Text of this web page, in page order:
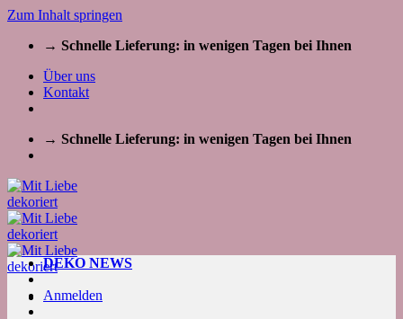
Zum Inhalt springen
→ Schnelle Lieferung: in wenigen Tagen bei Ihnen
Über uns
Kontakt
→ Schnelle Lieferung: in wenigen Tagen bei Ihnen
DEKO NEWS
Anmelden